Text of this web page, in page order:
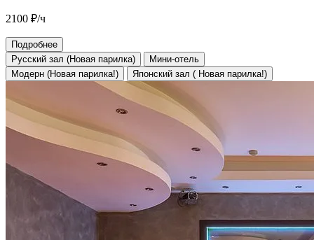
2100 ₽/ч
Подробнее
Русский зал (Новая парилка)
Мини-отель
Модерн (Новая парилка!)
Японский зал ( Новая парилка!)